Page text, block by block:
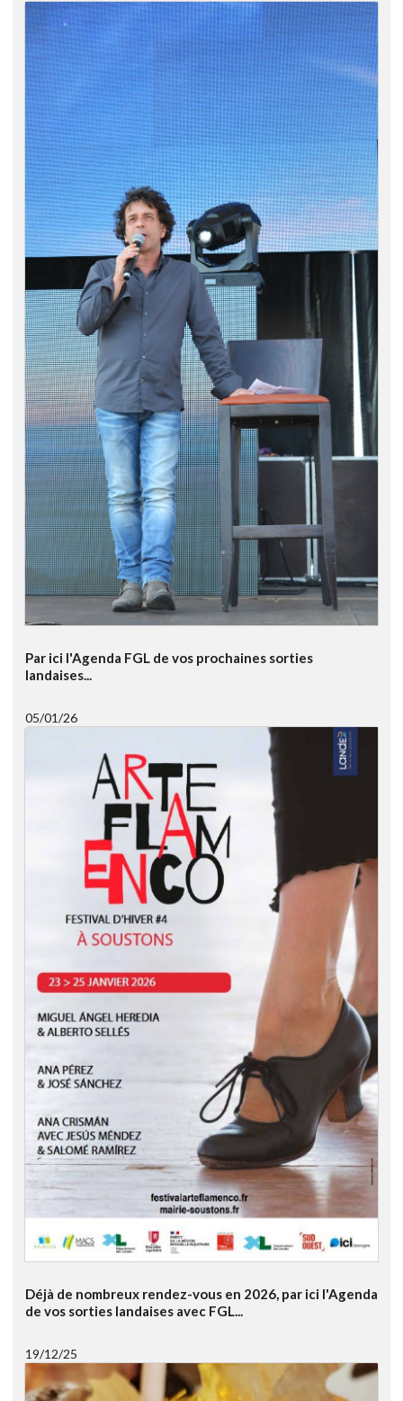
Par ici l'Agenda FGL de vos prochaines sorties
landaises...
05/01/26
Déjà de nombreux rendez-vous en 2026, par ici l'Agenda
de vos sorties landaises avec FGL...
19/12/25